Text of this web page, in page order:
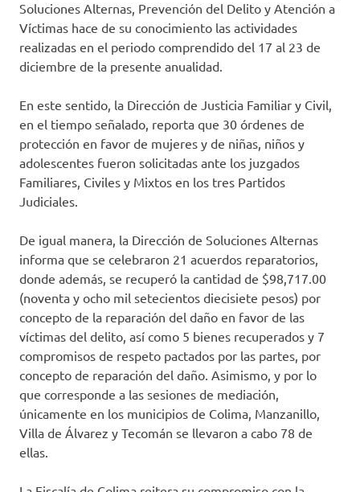
Soluciones Alternas, Prevención del Delito y Atención a
Víctimas hace de su conocimiento las actividades
realizadas en el periodo comprendido del 17 al 23 de
diciembre de la presente anualidad.
En este sentido, la Dirección de Justicia Familiar y Civil,
en el tiempo señalado, reporta que 30 órdenes de
protección en favor de mujeres y de niñas, niños y
adolescentes fueron solicitadas ante los juzgados
Familiares, Civiles y Mixtos en los tres Partidos
Judiciales.
De igual manera, la Dirección de Soluciones Alternas
informa que se celebraron 21 acuerdos reparatorios,
donde además, se recuperó la cantidad de $98,717.00
(noventa y ocho mil setecientos diecisiete pesos) por
concepto de la reparación del daño en favor de las
víctimas del delito, así como 5 bienes recuperados y 7
compromisos de respeto pactados por las partes, por
concepto de reparación del daño. Asimismo, y por lo
que corresponde a las sesiones de mediación,
únicamente en los municipios de Colima, Manzanillo,
Villa de Álvarez y Tecomán se llevaron a cabo 78 de
ellas.